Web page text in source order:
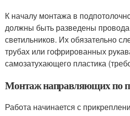
К началу монтажа в
должны быть разведены
светильников. Их обязательно
трубах или гофрированных
самозатухающего пластика
Монтаж направляющих по
Работа начинается с